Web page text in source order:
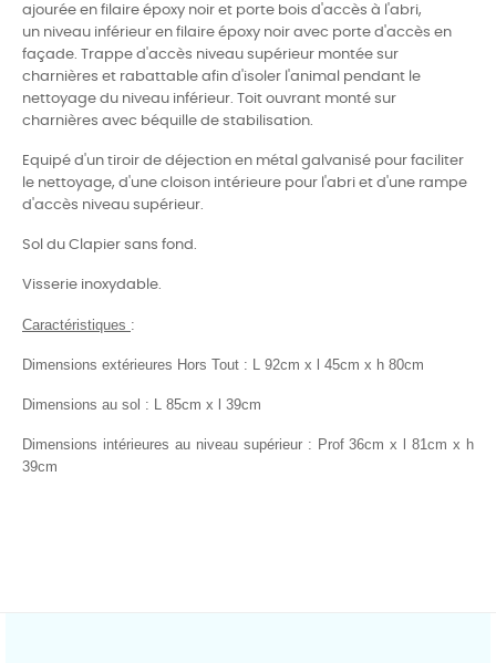
ajourée en filaire époxy noir et porte bois d'accès à l'abri,
un niveau inférieur en filaire époxy noir avec porte d'accès en
façade. Trappe d'accès niveau supérieur montée sur
charnières et rabattable afin d'isoler l'animal pendant le
nettoyage du niveau inférieur. Toit ouvrant monté sur
charnières avec béquille de stabilisation.
Equipé d'un tiroir de déjection en métal galvanisé pour faciliter
le nettoyage, d'une cloison intérieure pour l'abri et d'une rampe
d'accès niveau supérieur.
Sol du Clapier sans fond.
Visserie inoxydable.
Caractéristiques :
Dimensions extérieures Hors Tout : L 92cm x l 45cm x h 80cm
Dimensions au sol : L 85cm x l 39cm
Dimensions intérieures au niveau supérieur : Prof 36cm x l 81cm x h
39cm